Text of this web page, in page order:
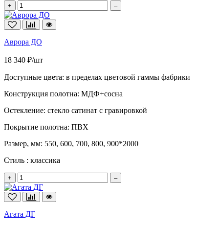
+ –
Аврора ДО
18 340 ₽/шт
Доступные цвета: в пределах цветовой гаммы фабрики
Конструкция полотна: МДФ+сосна
Остекление: стекло сатинат с гравировкой
Покрытие полотна: ПВХ
Размер, мм: 550, 600, 700, 800, 900*2000
Стиль : классика
+ –
Агата ДГ